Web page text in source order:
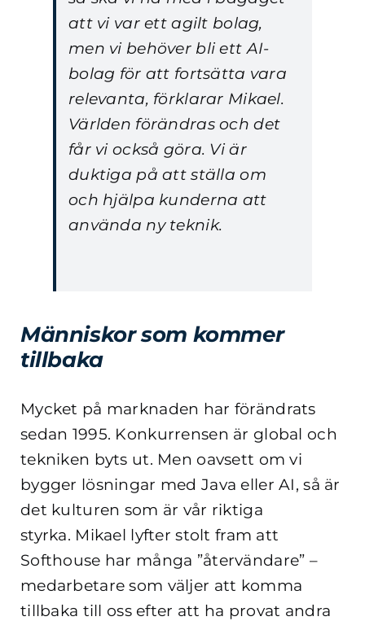
att vi var ett agilt bolag,
men vi behöver bli ett AI-
bolag för att fortsätta vara
relevanta, förklarar Mikael.
Världen förändras och det
får vi också göra. Vi är
duktiga på att ställa om
och hjälpa kunderna att
använda ny teknik.
Människor som kommer
tillbaka
Mycket på marknaden har förändrats
sedan 1995. Konkurrensen är global och
tekniken byts ut. Men oavsett om vi
bygger lösningar med Java eller AI, så är
det kulturen som är vår riktiga
styrka. Mikael lyfter stolt fram att
Softhouse har många ”återvändare” –
medarbetare som väljer att komma
tillbaka till oss efter att ha provat andra